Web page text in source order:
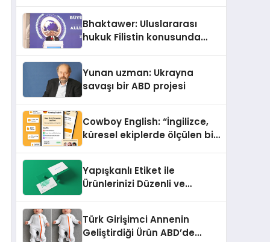
Sindirildiğini Ortaya Koydu
Bhaktawer: Uluslararası
hukuk Filistin konusunda
Yunan uzman: Ukrayna
savaşı bir ABD projesi
Cowboy English: “İngilizce,
küresel ekiplerde ölçülen bir
Yapışkanlı Etiket ile
Ürünlerinizi Düzenli ve
Türk Girişimci Annenin
Geliştirdiği Ürün ABD’de